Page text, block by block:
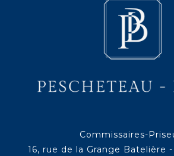
Commissaires-
16, rue de la Grange Batelière